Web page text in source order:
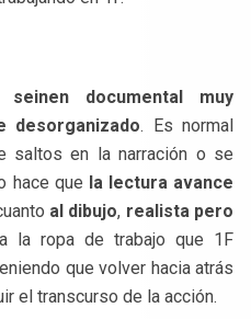
seinen documental muy
desorganizado. Es normal
saltos en la narración o se
hace que la lectura avance
al dibujo, realista pero
la ropa de trabajo que 1F
que volver hacia atrás
el transcurso de la acción.